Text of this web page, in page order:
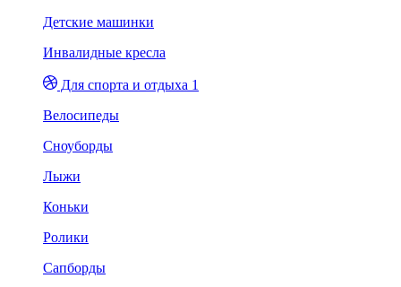
Детские машинки
Инвалидные кресла
Для спорта и отдыха 1
Велосипеды
Сноуборды
Лыжи
Коньки
Ролики
Сапборды